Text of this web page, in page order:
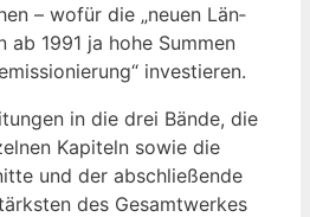
– wofür die „neu­en Län­
ab 1991 ja hohe Sum­men
investieren.
in die drei Bän­de, die
Kapi­teln sowie die
und der abschlie­ßen­de
des Gesamt­wer­kes